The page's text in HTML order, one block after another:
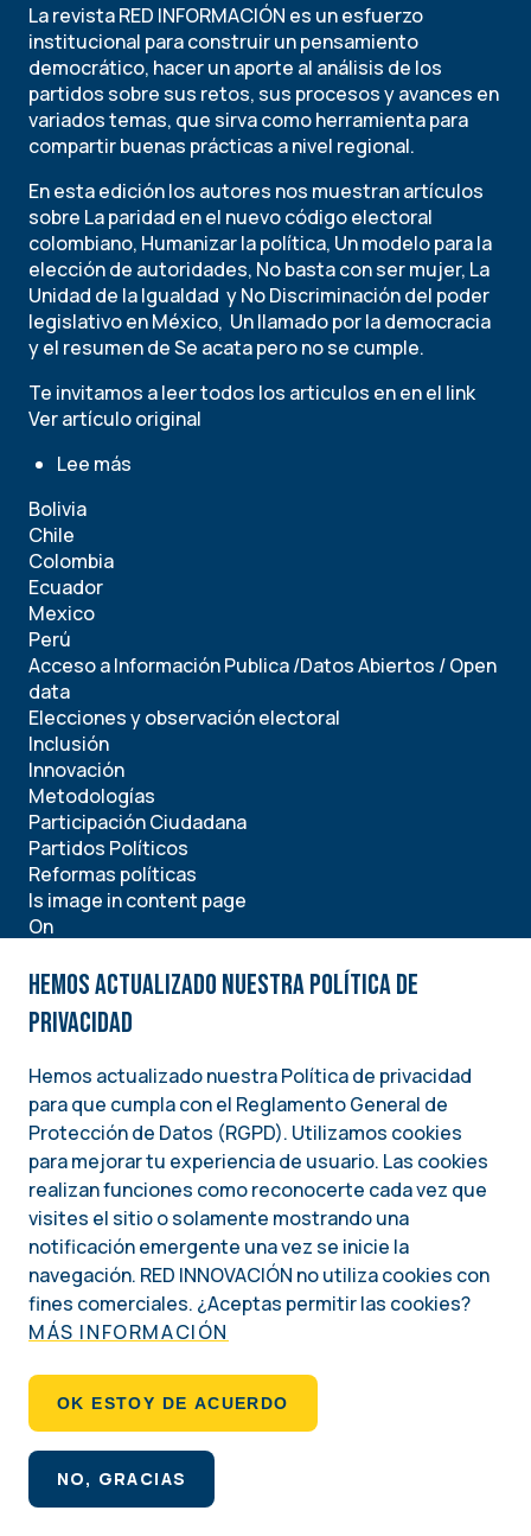
La revista RED INFORMACIÓN es un esfuerzo
institucional para construir un pensamiento
democrático, hacer un aporte al análisis de los
partidos sobre sus retos, sus procesos y avances en
variados temas, que sirva como herramienta para
compartir buenas prácticas a nivel regional.
En esta edición los autores nos muestran artículos
sobre La paridad en el nuevo código electoral
colombiano, Humanizar la política, Un modelo para la
elección de autoridades, No basta con ser mujer, La
Unidad de la Igualdad y No Discriminación del poder
legislativo en México, Un llamado por la democracia
y el resumen de Se acata pero no se cumple.
Te invitamos a leer todos los articulos en en el link
Ver artículo original
Lee más
Bolivia
Chile
Colombia
Ecuador
Mexico
Perú
Acceso a Información Publica /Datos Abiertos / Open
data
Elecciones y observación electoral
Inclusión
Innovación
Metodologías
Participación Ciudadana
Partidos Políticos
Reformas políticas
Is image in content page
On
On
RED INFORMACIÓN. Edición
N° 23, Enero 2021
Enero 2021
Hemos actualizado nuestra Política de
privacidad
Hemos actualizado nuestra Política de privacidad
para que cumpla con el Reglamento General de
Protección de Datos (RGPD). Utilizamos cookies
para mejorar tu experiencia de usuario. Las cookies
realizan funciones como reconocerte cada vez que
visites el sitio o solamente mostrando una
notificación emergente una vez se inicie la
navegación. RED INNOVACIÓN no utiliza cookies con
fines comerciales. ¿Aceptas permitir las cookies?
MÁS INFORMACIÓN
OK ESTOY DE ACUERDO
NO, GRACIAS